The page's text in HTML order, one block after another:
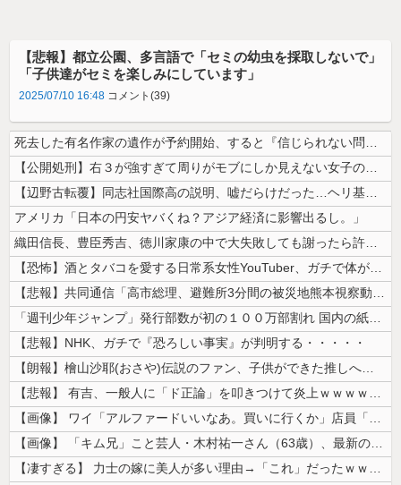
【悲報】都立公園、多言語で「セミの幼虫を採取しないで」
「子供達がセミを楽しみにしています」
2025/07/10 16:48 コメント(39)
死去した有名作家の遺作が予約開始、すると『信じられない問い合わせがあっ...
【公開処刑】右３が強すぎて周りがモブにしか見えない女子の集団ｗｗｗｗ ...
【辺野古転覆】同志社国際高の説明、嘘だらけだった…ヘリ基地反対協議会の...
アメリカ「日本の円安ヤバくね？アジア経済に影響出るし。」
織田信長、豊臣秀吉、徳川家康の中で大失敗しても謝ったら許してくれそうな...
【恐怖】酒とタバコを愛する日常系女性YouTuber、ガチで体が終わる...
【悲報】共同通信「高市総理、避難所3分間の被災地熊本視察動画に批判！」...
「週刊少年ジャンプ」発行部数が初の１００万部割れ 国内の紙雑誌で「１０...
【悲報】NHK、ガチで『恐ろしい事実』が判明する・・・・・
【朗報】檜山沙耶(おさや)伝説のファン、子供ができた推しへの正直な気持...
【悲報】 有吉、一般人に「ド正論」を叩きつけて炎上ｗｗｗｗｗｗｗｗ
【画像】 ワイ「アルファードいいなあ。買いに行くか」店員「ほいっ見積も...
【画像】 「キム兄」こと芸人・木村祐一さん（63歳）、最新の松本人志さ...
【凄すぎる】 力士の嫁に美人が多い理由→「これ」だったｗｗｗｗｗｗｗ